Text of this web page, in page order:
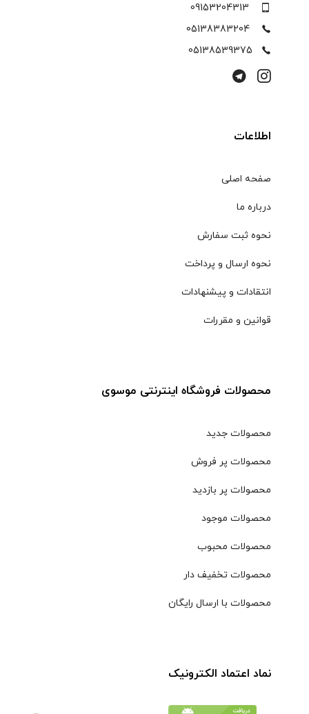
09153204313
05138383204
05138539375
اطلاعات
صفحه اصلی
درباره ما
نحوه ثبت سفارش
نحوه ارسال و پرداخت
انتقادات و پیشنهادات
قوانین و مقررات
محصولات فروشگاه اینترنتی موسوی
محصولات جدید
محصولات پر فروش
محصولات پر بازدید
محصولات موجود
محصولات محبوب
محصولات تخفیف دار
محصولات با ارسال رایگان
نماد اعتماد الکترونیک